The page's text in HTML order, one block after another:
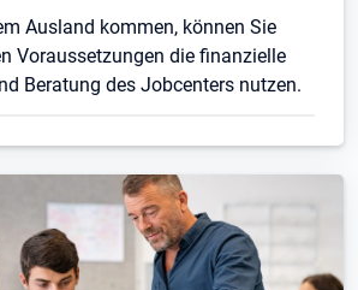
Ausland kommen, können Sie
Voraussetzungen die finanzielle
Beratung des Jobcenters nutzen.